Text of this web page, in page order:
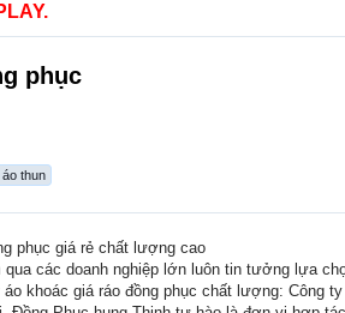
phục
thun
phục giá rẻ chất lượng cao
qua các doanh nghiệp lớn luôn tin tưởng lựa
khoác giá ráo đồng phục chất lượng: